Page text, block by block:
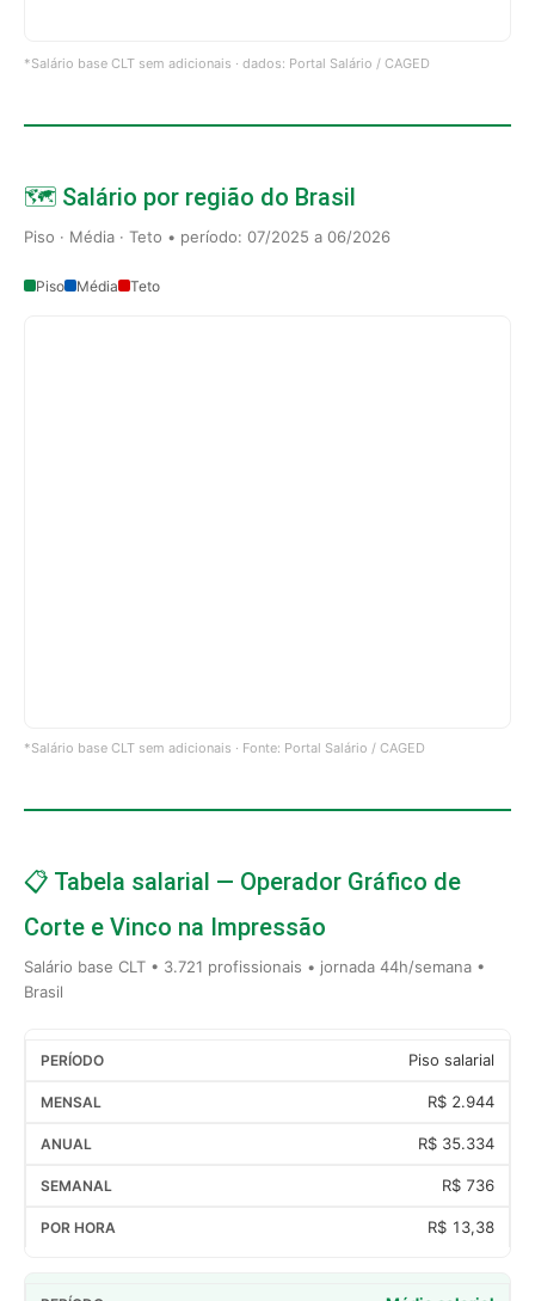
*Salário base CLT sem adicionais · dados: Portal Salário / CAGED
🗺️ Salário por região do Brasil
Piso · Média · Teto • período: 07/2025 a 06/2026
Piso Média Teto
*Salário base CLT sem adicionais · Fonte: Portal Salário / CAGED
📋 Tabela salarial — Operador Gráfico de
Corte e Vinco na Impressão
Salário base CLT • 3.721 profissionais • jornada 44h/semana •
Brasil
Piso salarial
R$ 2.944
R$ 35.334
R$ 736
R$ 13,38